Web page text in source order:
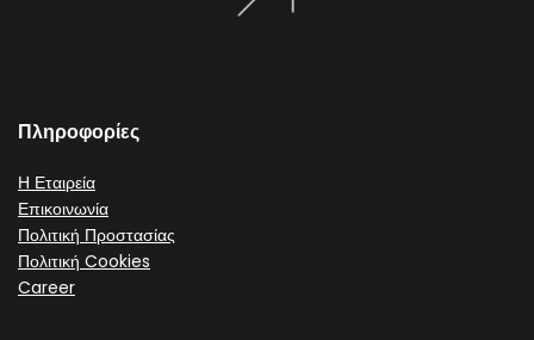
Πληροφορίες
Η Εταιρεία
Επικοινωνία
Πολιτική Προστασίας
Πολιτική Cookies
Career